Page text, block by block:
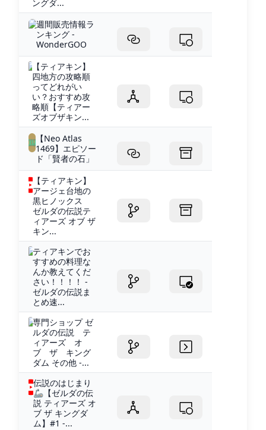
ングダ...
週間販売情報ラ
ンキング -
WonderGOO
【ティアキン】
四地方の攻略順
ってどれがい
い？おすすめ攻
略順【ティアー
ズオブザキン...
【Neo Atlas
1469】エピソー
ド「賢者の石」
【ティアキン】
アージェ台地の
黒ヒノックス
ゼルダの伝説テ
ィアーズ オブ ザ
キン...
ティアキンでお
すすめの料理な
んか教えてくだ
さい！！！！ -
ゼルダの伝説ま
とめ速...
専門ショップ ゼ
ルダの伝説 テ
ィアーズ オ
ブ ザ キング
ダム その他 -...
伝説のはじまり
🦾【ゼルダの伝
説 ティアーズ オ
ブ ザ キングダ
ム】#1 -...